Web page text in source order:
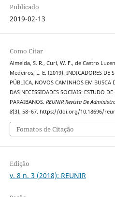
Publicado
2019-02-13
Como Citar
Almeida, S. R., Curi, W. F., de Castro
Medeiros, L. E. (2019). INDICADORES DE
PÚBLICA, NOVOS CAMINHOS EM BUSCA
DAS NECESSIDADES SOCIAIS: ESTUDO
PARAIBANOS. REUNIR Revista De
8(3), 58–67. https://doi.org/10.18696/
Fomatos de Citação
Edição
v. 8 n. 3 (2018): REUNIR